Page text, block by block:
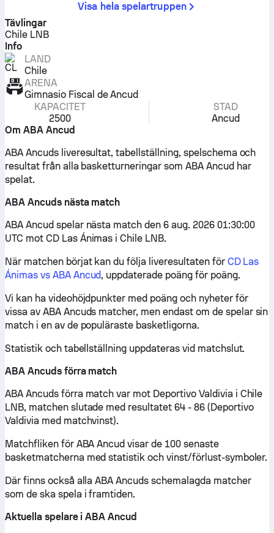
Visa hela spelartruppen
Tävlingar
Chile LNB
Info
LAND
Chile
ARENA
Gimnasio Fiscal de Ancud
KAPACITET
2500
STAD
Ancud
Om ABA Ancud
ABA Ancuds liveresultat, tabellställning, spelschema och
resultat från alla basketturneringar som ABA Ancud har
spelat.
ABA Ancuds nästa match
ABA Ancud spelar nästa match den 6 aug. 2026 01:30:00
UTC mot CD Las Ánimas i Chile LNB.
När matchen börjat kan du följa liveresultaten för CD Las
Ánimas vs ABA Ancud, uppdaterade poäng för poäng.
Vi kan ha videohöjdpunkter med poäng och nyheter för
vissa av ABA Ancuds matcher, men endast om de spelar sin
match i en av de populäraste basketligorna.
Statistik och tabellställning uppdateras vid matchslut.
ABA Ancuds förra match
ABA Ancuds förra match var mot Deportivo Valdivia i Chile
LNB, matchen slutade med resultatet 64 - 86 (Deportivo
Valdivia med matchvinst).
Matchfliken för ABA Ancud visar de 100 senaste
basketmatcherna med statistik och vinst/förlust-symboler.
Där finns också alla ABA Ancuds schemalagda matcher
som de ska spela i framtiden.
Aktuella spelare i ABA Ancud